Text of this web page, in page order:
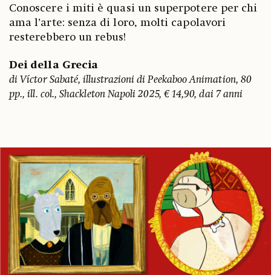
Conoscere i miti è quasi un superpotere per chi
ama l’arte: senza di loro, molti capolavori
resterebbero un rebus!
Dei della Grecia
di Víctor Sabaté, illustrazioni di Peekaboo Animation, 80
pp., ill. col., Shackleton Napoli 2025, € 14,90, dai 7 anni